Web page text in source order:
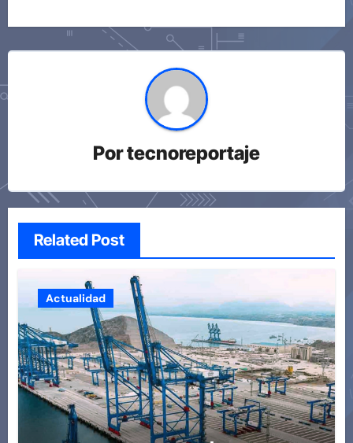
Portecnoreportaje
Related Post
Actualidad